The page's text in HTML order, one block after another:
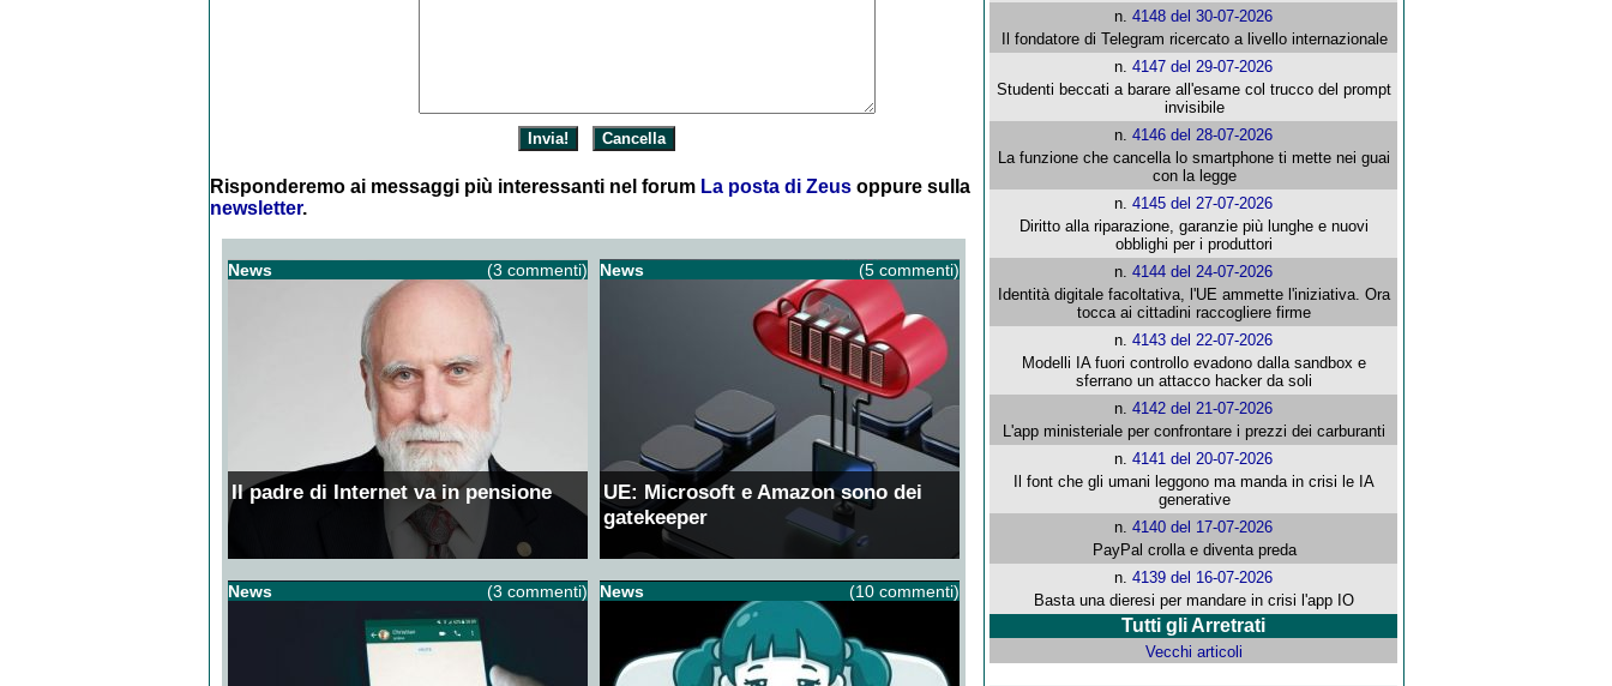
Risponderemo ai messaggi più interessanti nel forum La posta di Zeusoppure sulla
newsletter.
n.4148 del 30-07-2026
Il fondatore di Telegram ricercato a livello internazionale
n.4147 del 29-07-2026
Studenti beccati a barare all'esame col trucco del prompt
invisibile
n.4146 del 28-07-2026
La funzione che cancella lo smartphone ti mette nei guai
con la legge
n.4145 del 27-07-2026
Diritto alla riparazione, garanzie più lunghe e nuovi
obblighi per i produttori
n.4144 del 24-07-2026
Identità digitale facoltativa, l'UE ammette l'iniziativa. Ora
tocca ai cittadini raccogliere firme
n.4143 del 22-07-2026
Modelli IA fuori controllo evadono dalla sandbox e
sferrano un attacco hacker da soli
n.4142 del 21-07-2026
L'app ministeriale per confrontare i prezzi dei carburanti
n.4141 del 20-07-2026
Il font che gli umani leggono ma manda in crisi le IA
generative
n.4140 del 17-07-2026
PayPal crolla e diventa preda
n.4139 del 16-07-2026
Basta una dieresi per mandare in crisi l'app IO
Tutti gli Arretrati
Vecchi articoli
News (3 commenti)
Il padre di Internet va in pensione
News (5 commenti)
UE: Microsoft e Amazon sono dei
gatekeeper
News (3 commenti) News (10 commenti)